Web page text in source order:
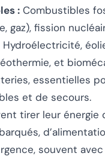
: Combustibles
gaz), fission
Hydroélectricité,
et
essentielles
et de secours.
tirer leur énergie
souvent